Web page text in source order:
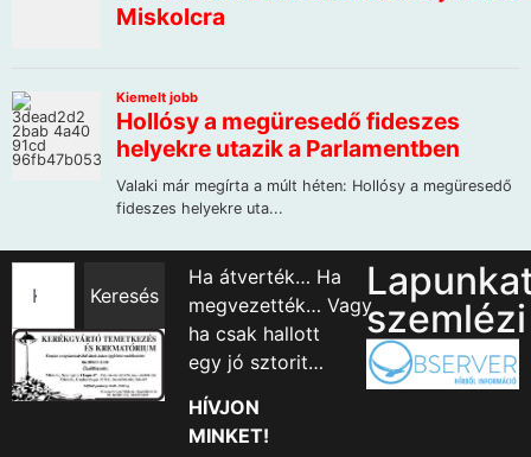
Keresés
Ha átverték… Ha
megvezették… Vagy
ha csak hallott
egy jó sztorit…
HÍVJON
MINKET!
szemlézi